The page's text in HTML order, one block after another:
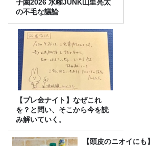
子園2026 水曜JUNK山里亮太
の不毛な議論
【プレ金ナイト】なぜこれ
を？と問い、そこから今を読
み解いていく。
【頭皮のニオイに